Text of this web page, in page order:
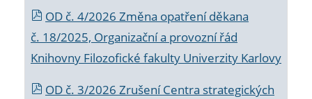
OD č. 4/2026 Změna opatření děkana
č. 18/2025, Organizační a provozní řád
Knihovny Filozofické fakulty Univerzity Karlovy
OD č. 3/2026 Zrušení Centra strategických